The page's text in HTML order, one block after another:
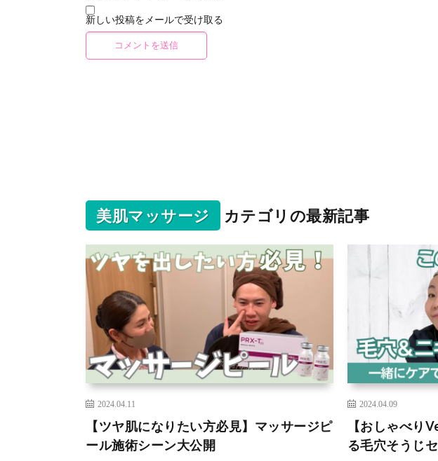
新しい投稿をメールで受け取る
美肌マッサージ カテゴリの最新記事
2024.04.11
【ツヤ肌になりたい方必見】マッサージピ
ール施術シーン大公開
2024.04.09
【おしゃべり
る毛穴そうじ